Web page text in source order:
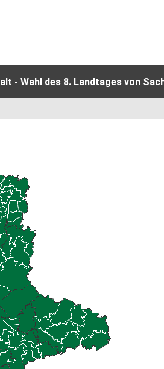
- Wahl des 8. Landtages von